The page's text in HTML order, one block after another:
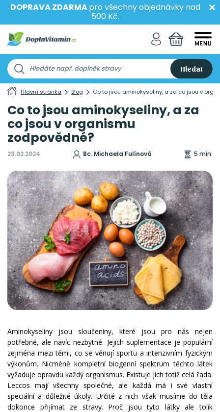
DOPRAVA ZDARMApro všechny objednávky nad
500 Kč.
Hledat
Hlavní stránka Blog Co to jsou aminokyseliny, a za co jsou v
Co to jsou aminokyseliny, a za
co jsou v organismu
zodpovědné?
23.02.2024 Bc. Michaela Fulínová 5 min.
Aminokyseliny jsou sloučeniny, které jsou pro nás nejen
potřebné, ale navíc nezbytné. Jejich suplementace je populární
zejména mezi těmi, co se věnují sportu a intenzivním fyzickým
výkonům. Nicméně kompletní biogenní spektrum těchto látek
vyžaduje opravdu každý organismus. Existuje jich totiž celá řada.
Leccos mají všechny společné, ale každá má i své vlastní
speciální a důležité úkoly. Určité z nich však musíme do těla
dokonce přijímat ze stravy. Proč jsou tyto látky ale tolik